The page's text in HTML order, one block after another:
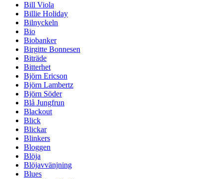
Bill Viola
Billie Holiday
Bilnyckeln
Bio
Biobanker
Birgitte Bonnesen
Biträde
Bitterhet
Björn Ericson
Björn Lambertz
Björn Söder
Blå Jungfrun
Blackout
Blick
Blickar
Blinkers
Bloggen
Blöja
Blöjavvänjning
Blues